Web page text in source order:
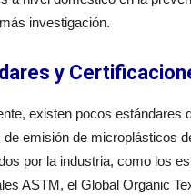
investigación.
y
existen pocos estándares
de emisión de microplásticos
por la industria, como los
ASTM, el Global Organic